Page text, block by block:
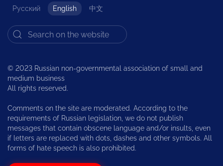
Русский English 中文
© 2023 Russian non-governmental association of small and
medium business
All rights reserved.
Comments on the site are moderated. According to the
requirements of Russian legislation, we do not publish
messages that contain obscene language and/or insults, even
if letters are replaced with dots, dashes and other symbols. All
forms of hate speech is also prohibited.